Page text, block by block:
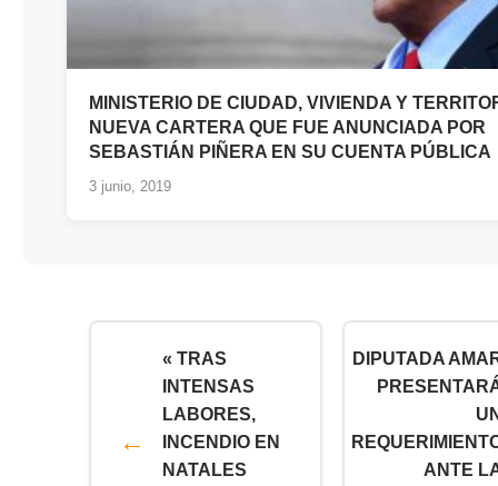
MINISTERIO DE CIUDAD, VIVIENDA Y
NUEVA CARTERA QUE FUE ANUNCIADA POR
SEBASTIÁN PIÑERA EN SU CUENTA PÚBLICA
3 junio, 2019
« TRAS
INTENSAS
LABORES,
INCENDIO EN
NATALES
DIPUTADA
ANTE